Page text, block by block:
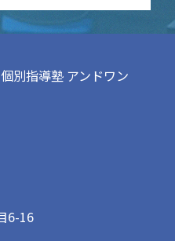
別指導塾 アンドワン
6-16